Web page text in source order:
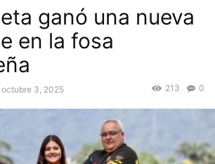
ganó una nueva
en la fosa
octubre 3, 2025 0
213